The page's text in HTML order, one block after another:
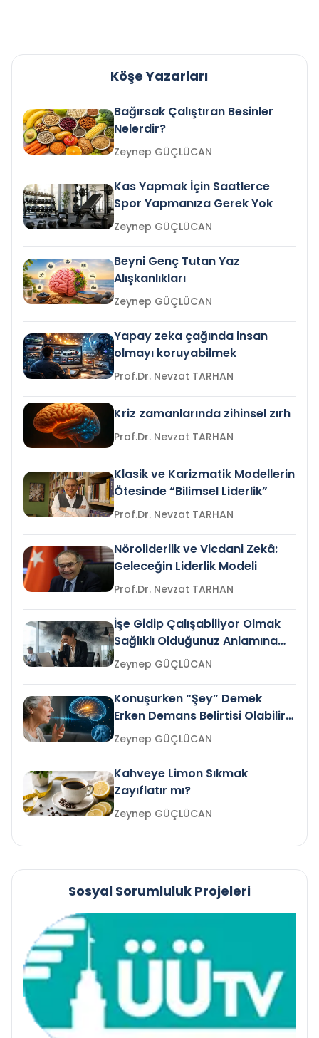
Köşe Yazarları
Bağırsak Çalıştıran Besinler
Nelerdir?
Zeynep GÜÇLÜCAN
Kas Yapmak İçin Saatlerce
Spor Yapmanıza Gerek Yok
Zeynep GÜÇLÜCAN
Beyni Genç Tutan Yaz
Alışkanlıkları
Zeynep GÜÇLÜCAN
Yapay zeka çağında insan
olmayı koruyabilmek
Prof.Dr. Nevzat TARHAN
Kriz zamanlarında zihinsel zırh
Prof.Dr. Nevzat TARHAN
Klasik ve Karizmatik Modellerin
Ötesinde “Bilimsel Liderlik”
Prof.Dr. Nevzat TARHAN
Nöroliderlik ve Vicdani Zekâ:
Geleceğin Liderlik Modeli
Prof.Dr. Nevzat TARHAN
İşe Gidip Çalışabiliyor Olmak
Sağlıklı Olduğunuz Anlamına
Gelir mi?Zeynep GÜÇLÜCAN
Konuşurken “Şey” Demek
Erken Demans Belirtisi Olabilir
mi?
Zeynep GÜÇLÜCAN
Kahveye Limon Sıkmak
Zayıflatır mı?
Zeynep GÜÇLÜCAN
Sosyal Sorumluluk Projeleri